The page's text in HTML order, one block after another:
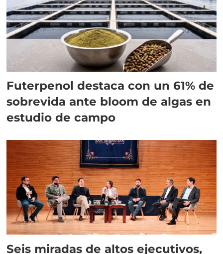
Futerpenol destaca con un 61% de
sobrevida ante bloom de algas en
estudio de campo
Seis miradas de altos ejecutivos,